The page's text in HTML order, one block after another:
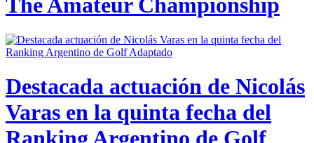
The Amateur Championship
Destacada actuación de Nicolás
Varas en la quinta fecha del